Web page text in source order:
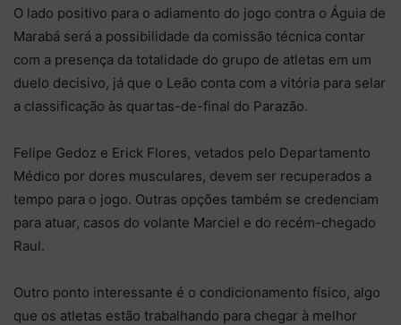
O lado positivo para o adiamento do jogo contra o Águia de
Marabá será a possibilidade da comissão técnica contar
com a presença da totalidade do grupo de atletas em um
duelo decisivo, já que o Leão conta com a vitória para selar
a classificação às quartas-de-final do Parazão.
Felipe Gedoz e Erick Flores, vetados pelo Departamento
Médico por dores musculares, devem ser recuperados a
tempo para o jogo. Outras opções também se credenciam
para atuar, casos do volante Marciel e do recém-chegado
Raul.
Outro ponto interessante é o condicionamento físico, algo
que os atletas estão trabalhando para chegar à melhor